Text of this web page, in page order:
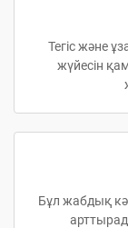
Тегіс және
жүйесін
Бұл жабдық